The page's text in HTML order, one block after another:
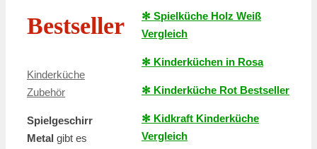
Bestseller
Kinderküche
Zubehör
Spielgeschirr
Metal gibt es
✻ Spielküche Holz Weiß
Vergleich
✻ Kinderküchen in Rosa
✻ Kinderküche Rot Bestseller
✻ Kidkraft Kinderküche
Vergleich